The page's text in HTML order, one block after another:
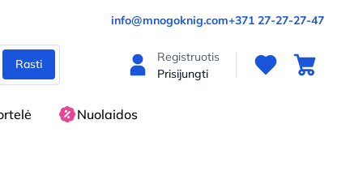
info@mnogoknig.com+371 27-27-27-47
Rasti
Registruotis
Prisijungti
Nuolaidos